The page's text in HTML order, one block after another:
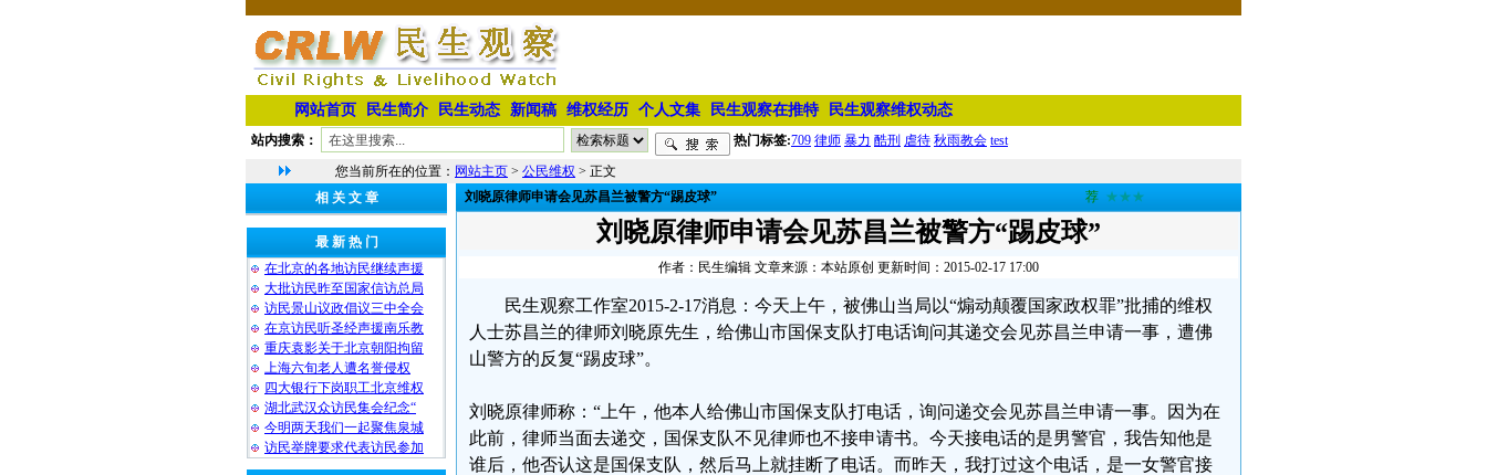
网站首页 民生简介 民生动态 新闻稿 维权经历 个人文集 民生观察在推特 民生观察维权动态
站内搜索： 热门标签:709 律师 暴力 酷刑 虐待 秋雨教会 test
您当前所在的位置： 网站主页 > 公民维权 > 正文
相 关 文 章
最 新 热 门
在北京的各地访民继续声援
大批访民昨至国家信访总局
访民景山议政倡议三中全会
在京访民听圣经声援南乐教
重庆袁影关于北京朝阳拘留
上海六旬老人遭名誉侵权
四大银行下岗职工北京维权
湖北武汉众访民集会纪念“
今明两天我们一起聚焦泉城
访民举牌要求代表访民参加
刘晓原律师申请会见苏昌兰被警方“踢皮球” 荐 ★★★
刘晓原律师申请会见苏昌兰被警方“踢皮球”
作者：民生编辑 文章来源：本站原创 更新时间：2015-02-17 17:00
民生观察工作室2015-2-17消息：今天上午，被佛山当局以“煽动颠覆国家政权罪”批捕的维权
人士苏昌兰的律师刘晓原先生，给佛山市国保支队打电话询问其递交会见苏昌兰申请一事，遭佛
山警方的反复“踢皮球”。
刘晓原律师称：“上午，他本人给佛山市国保支队打电话，询问递交会见苏昌兰申请一事。因为在
此前，律师当面去递交，国保支队不见律师也不接申请书。今天接电话的是男警官，我告知他是
谁后，他否认这是国保支队，然后马上就挂断了电话。而昨天，我打过这个电话，是一女警官接